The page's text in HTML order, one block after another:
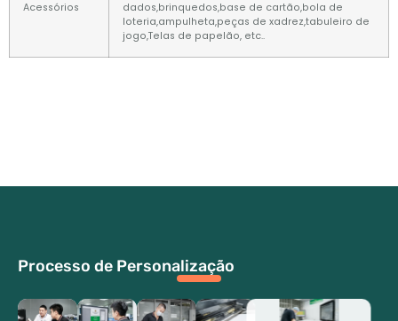
Acessórios
dados,brinquedos,base de cartão,bola de
loteria,ampulheta,peças de xadrez,tabuleiro de
jogo,Telas de papelão, etc..
Processo de Personalização